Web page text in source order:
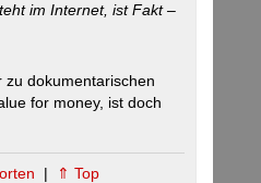
im Internet, ist Fakt –
zu dokumentarischen
for money, ist doch
| ⇑ Top